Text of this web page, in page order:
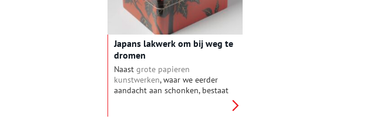
Japans lakwerk om bij weg te
dromen
Naast grote papieren
kunstwerken, waar we eerder
aandacht aan schonken, bestaat